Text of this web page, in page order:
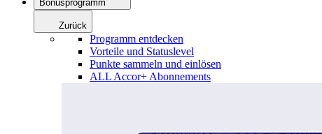
Bonusprogramm
Zurück
Programm entdecken
Vorteile und Statuslevel
Punkte sammeln und einlösen
ALL Accor+ Abonnements